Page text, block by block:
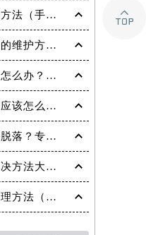
积家手表机芯保养方法（手表机芯正确保养方法）
积家手表进入灰尘的维护方法（处理办法）
积家手表表带生锈怎么办？（积家手表去除锈迹的四种方法）
积家手表走时不准应该怎么办?(走时不准的处理方法)
积家腕表刻度意外脱落？专业应对策略在这里
积家手表生锈了解决方法大全（有效保养与修复指南）
积家发条拧反了处理方法（手表维修的正确步骤与技巧）
